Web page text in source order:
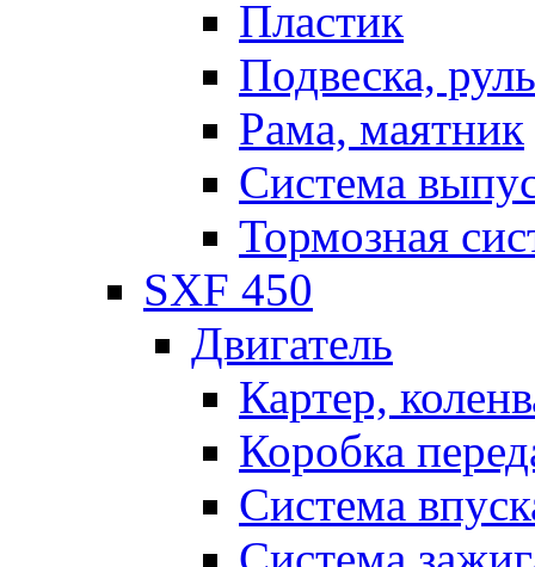
Пластик
Подвеска, руль
Рама, маятник
Система
Тормозная
SXF 450
Двигатель
Картер,
Коробка
Система